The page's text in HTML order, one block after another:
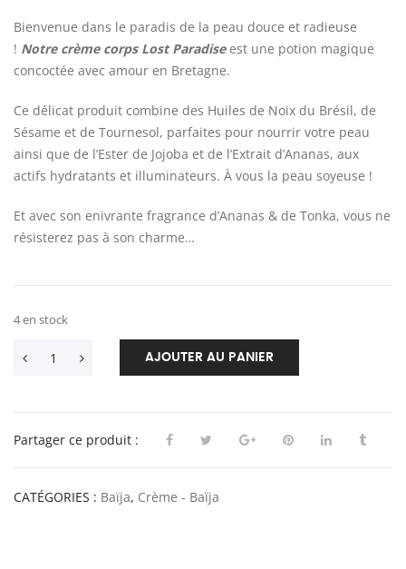
Bienvenue dans le paradis de la peau douce et radieuse
! Notre crème corps Lost Paradiseest une potion magique
concoctée avec amour en Bretagne.
Ce délicat produit combine des Huiles de Noix du Brésil, de
Sésame et de Tournesol, parfaites pour nourrir votre peau
ainsi que de l’Ester de Jojoba et de l’Extrait d’Ananas, aux
actifs hydratants et illuminateurs. À vous la peau soyeuse !
Et avec son enivrante fragrance d’Ananas & de Tonka, vous ne
résisterez pas à son charme…
4 en stock
AJOUTER AU PANIER
Partager ce produit :
CATÉGORIES : Baïja, Crème - Baïja